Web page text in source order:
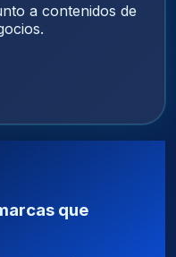
a contenidos de
que